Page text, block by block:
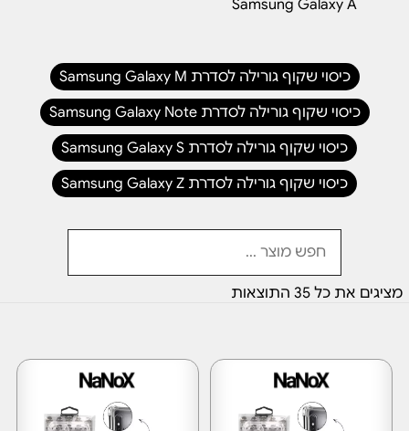
Samsung Galaxy A
כיסוי שקוף גורילה לסדרת Samsung Galaxy M
כיסוי שקוף גורילה לסדרת Samsung Galaxy Note
כיסוי שקוף גורילה לסדרת Samsung Galaxy S
כיסוי שקוף גורילה לסדרת Samsung Galaxy Z
מציגים את כל ⁦35⁩ התוצאות